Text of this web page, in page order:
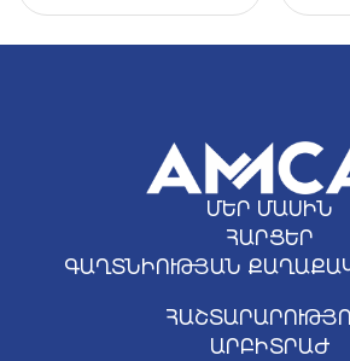
ՄԵՐ ՄԱՍԻՆ
ՀԱՐՑԵՐ
ԳԱՂՏՆԻՈՒԹՅԱՆ
ԱՐԲԻՏՐԱԺ